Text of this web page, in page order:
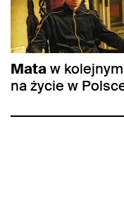
Mataw
na życie w